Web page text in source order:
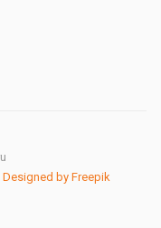
Designed by Freepik